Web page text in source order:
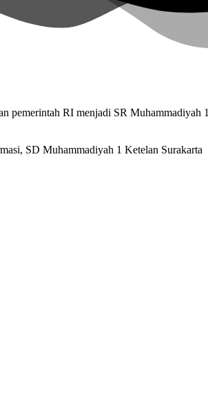
pemerintah RI menjadi SR Muhammadiyah 1
SD Muhammadiyah 1 Ketelan Surakarta